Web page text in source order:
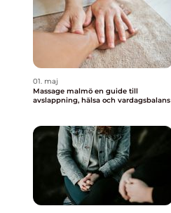
01. maj
Massage malmö en guide till
avslappning, hälsa och vardagsbalans